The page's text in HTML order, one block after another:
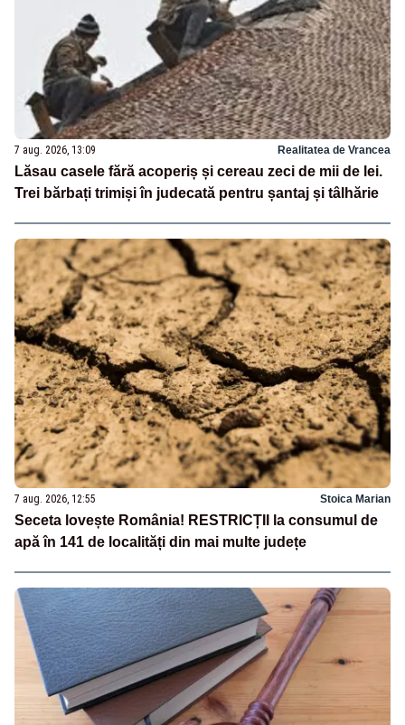
7 aug. 2026, 13:09 Realitatea de Vrancea
Lăsau casele fără acoperiș și cereau zeci de mii de lei.
Trei bărbați trimiși în judecată pentru șantaj și tâlhărie
7 aug. 2026, 12:55 Stoica Marian
Seceta lovește România! RESTRICȚII la consumul de
apă în 141 de localități din mai multe județe